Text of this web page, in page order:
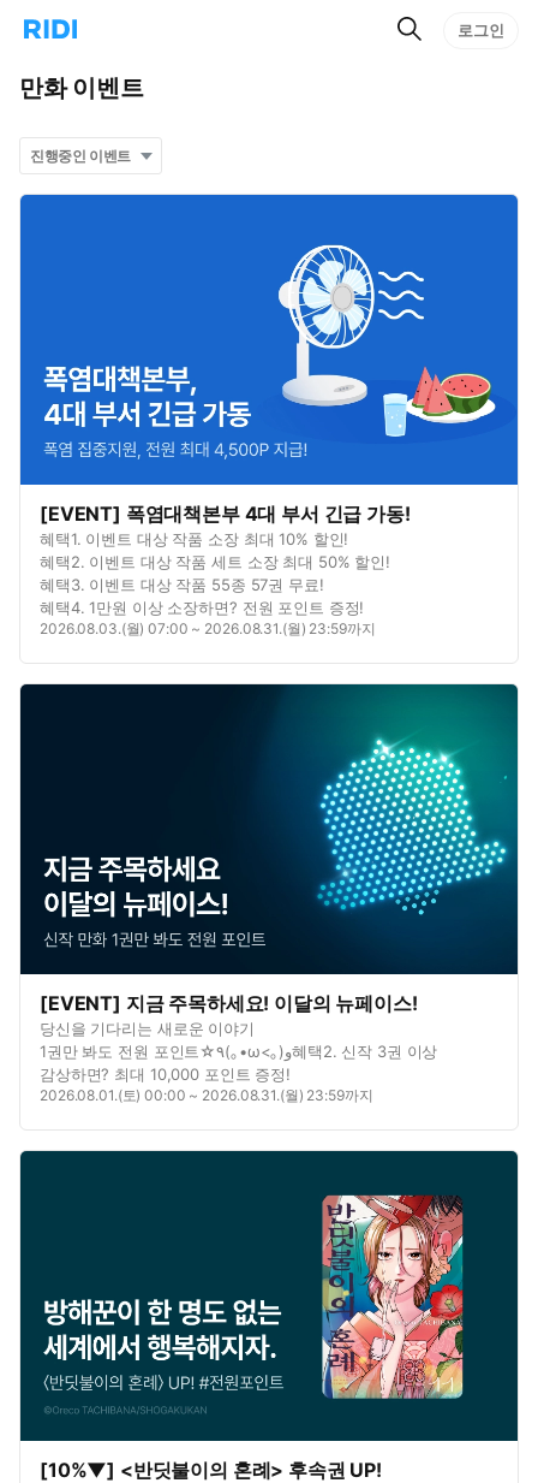
리
홈
으
이
동
턴
트
검
로그인
만화이벤트
[EVENT] 폭염대책본부 4대 부서 긴급 가동!
혜택1. 이벤트 대상 작품 소장 최대 10% 할인!
혜택2. 이벤트 대상 작품 세트 소장 최대 50% 할인!
혜택3. 이벤트 대상 작품 55종 57권 무료!
혜택4. 1만원 이상 소장하면? 전원 포인트 증정!
2026.08.03.(월) 07:00 ~ 2026.08.31.(월) 23:59까지
[EVENT] 지금 주목하세요! 이달의 뉴페이스!
당신을 기다리는 새로운 이야기
1권만 봐도 전원 포인트☆٩(｡•ω<｡)و혜택2. 신작 3권 이상
감상하면? 최대 10,000 포인트 증정!
2026.08.01.(토) 00:00 ~ 2026.08.31.(월) 23:59까지
[10%▼] <반딧불이의 혼례> 후속권 UP!